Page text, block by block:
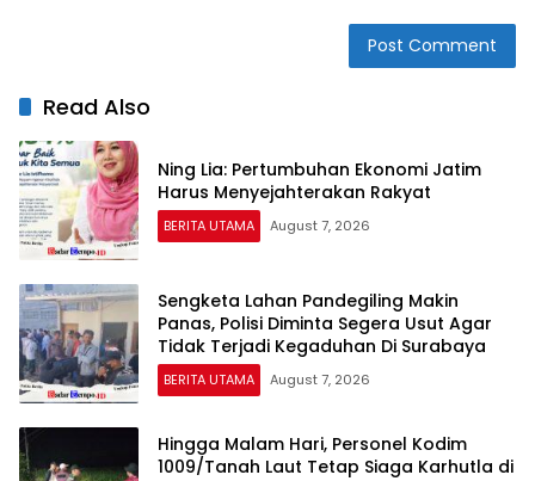
Read Also
Ning Lia: Pertumbuhan Ekonomi Jatim
Harus Menyejahterakan Rakyat
BERITA UTAMA August 7, 2026
Sengketa Lahan Pandegiling Makin
Panas, Polisi Diminta Segera Usut Agar
Tidak Terjadi Kegaduhan Di Surabaya
BERITA UTAMA August 7, 2026
Hingga Malam Hari, Personel Kodim
1009/Tanah Laut Tetap Siaga Karhutla di